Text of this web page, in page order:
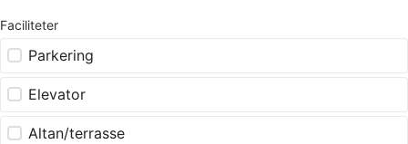
Faciliteter
Parkering
Elevator
Altan/terrasse